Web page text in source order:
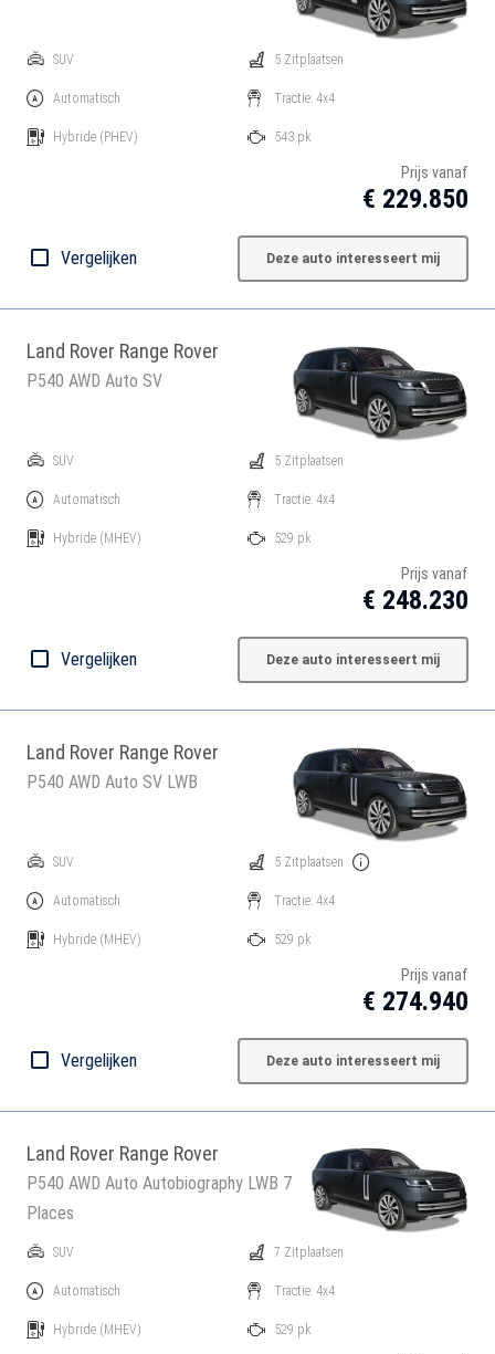
SUV
Automatisch
Hybride (PHEV)
5 Zitplaatsen
Tractie: 4x4
543 pk
Prijs vanaf
€ 229.850
Vergelijken Deze auto interesseert mij
Land Rover Range Rover
P540 AWD Auto SV
SUV
Automatisch
Hybride (MHEV)
5 Zitplaatsen
Tractie: 4x4
529 pk
Prijs vanaf
€ 248.230
Vergelijken Deze auto interesseert mij
Land Rover Range Rover
P540 AWD Auto SV LWB
SUV
Automatisch
Hybride (MHEV)
5 Zitplaatsen
Tractie: 4x4
529 pk
Prijs vanaf
€ 274.940
Vergelijken Deze auto interesseert mij
Land Rover Range Rover
P540 AWD Auto Autobiography LWB 7
Places
SUV
Automatisch
Hybride (MHEV)
7 Zitplaatsen
Tractie: 4x4
529 pk